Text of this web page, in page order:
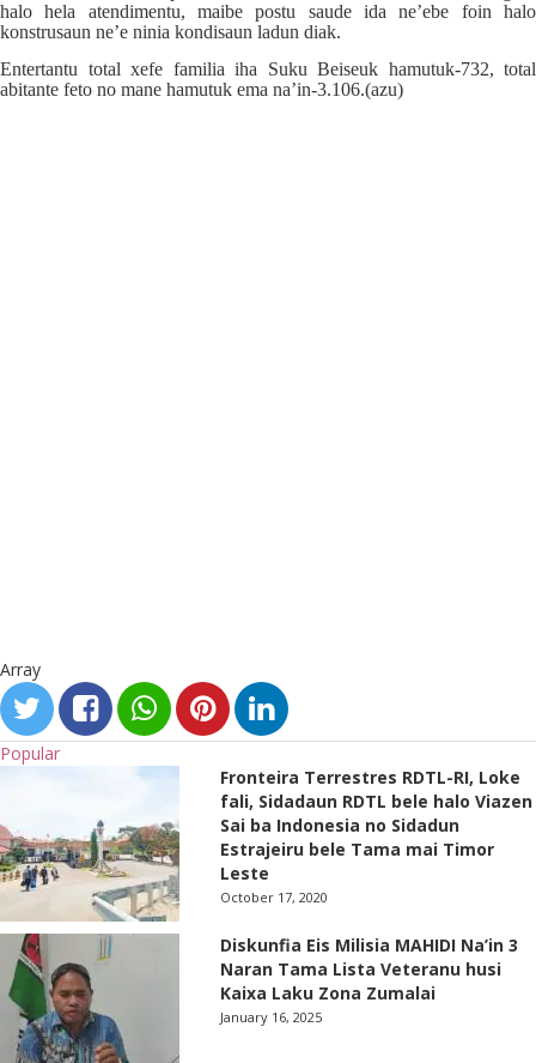
halo hela atendimentu, maibe postu saude ida ne’ebe foin halo
konstrusaun ne’e ninia kondisaun ladun diak.
Entertantu total xefe familia iha Suku Beiseuk hamutuk-732, total
abitante feto no mane hamutuk ema na’in-3.106.(azu)
Array
Popular
Fronteira Terrestres RDTL-RI, Loke
fali, Sidadaun RDTL bele halo Viazen
Sai ba Indonesia no Sidadun
Estrajeiru bele Tama mai Timor
Leste
October 17, 2020
Diskunfia Eis Milisia MAHIDI Na’in 3
Naran Tama Lista Veteranu husi
Kaixa Laku Zona Zumalai
January 16, 2025